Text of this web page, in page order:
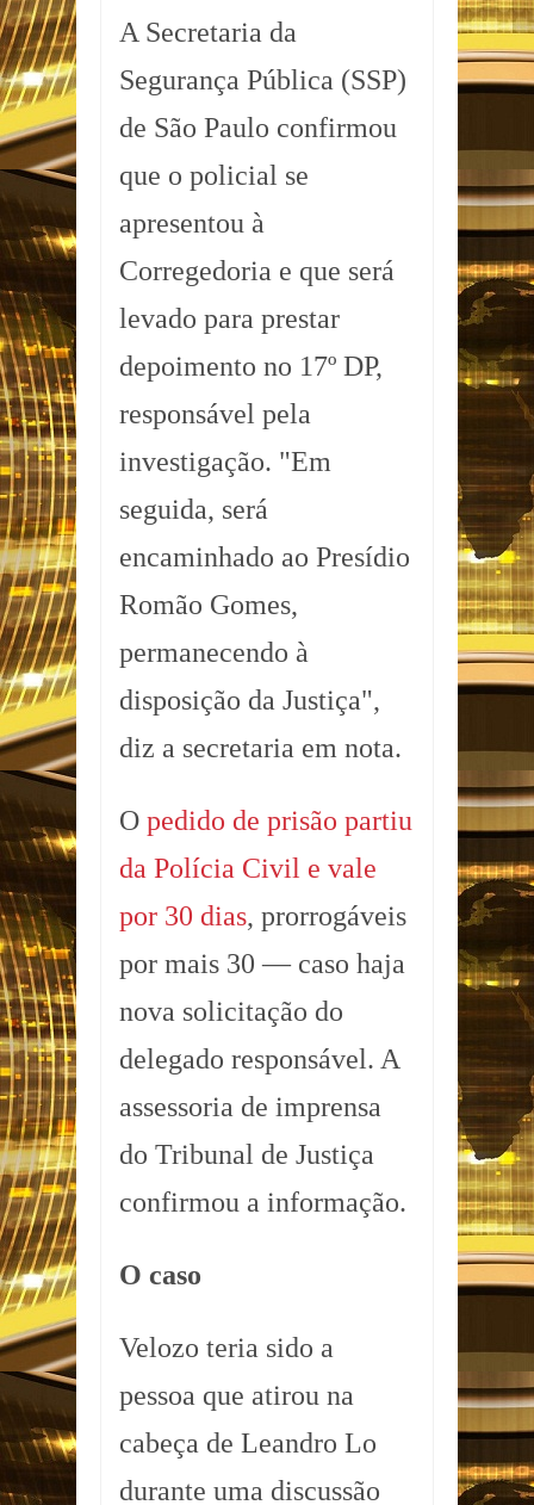
A Secretaria da
Segurança Pública (SSP)
de São Paulo confirmou
que o policial se
apresentou à
Corregedoria e que será
levado para prestar
depoimento no 17º DP,
responsável pela
investigação. "Em
seguida, será
encaminhado ao Presídio
Romão Gomes,
permanecendo à
disposição da Justiça",
diz a secretaria em nota.
O pedido de prisão partiu
da Polícia Civil e vale
por 30 dias, prorrogáveis
por mais 30 — caso haja
nova solicitação do
delegado responsável. A
assessoria de imprensa
do Tribunal de Justiça
confirmou a informação.
O caso
Velozo teria sido a
pessoa que atirou na
cabeça de Leandro Lo
durante uma discussão